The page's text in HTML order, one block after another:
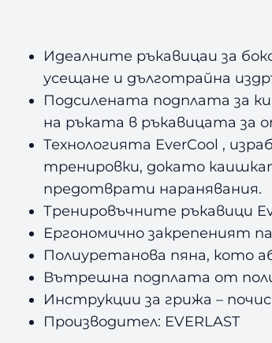
Идеалните ръкавицаи за
усещане и дълготрайна
Подсилената подплата за
на ръката в ръкавицата за
Технологията EverCool ,
тренировки, докато
предотврати наранявания.
Тренировъчните ръкавици
Ергономично закрепеният
Полиуретанова пяна, кото
Вътрешна подплата от
Инструкции за грижа – п
Производител: EVERLAST